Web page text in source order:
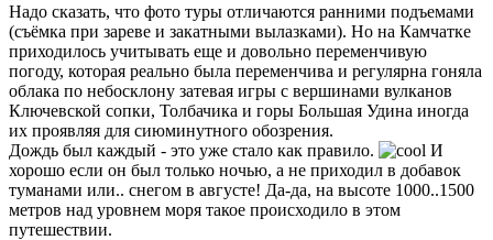
Надо сказать, что фото туры отличаются ранними подъемами
(съёмка при зареве и закатными вылазками). Но на Камчатке
приходилось учитывать еще и довольно переменчивую
погоду, которая реально была переменчива и регулярна гоняла
облака по небосклону затевая игры с вершинами вулканов
Ключевской сопки, Толбачика и горы Большая Удина иногда
их проявляя для сиюминутного обозрения.
Дождь был каждый - это уже стало как правило.
И
хорошо если он был только ночью, а не приходил в добавок
туманами или.. снегом в августе! Да-да, на высоте 1000..1500
метров над уровнем моря такое происходило в этом
путешествии.